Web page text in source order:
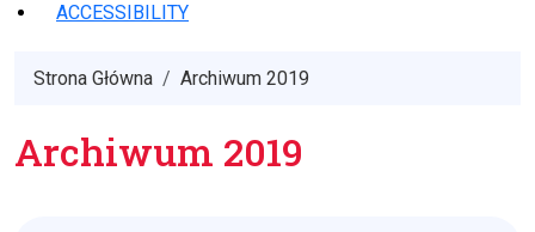
ACCESSIBILITY
Strona Główna Archiwum 2019
Archiwum 2019